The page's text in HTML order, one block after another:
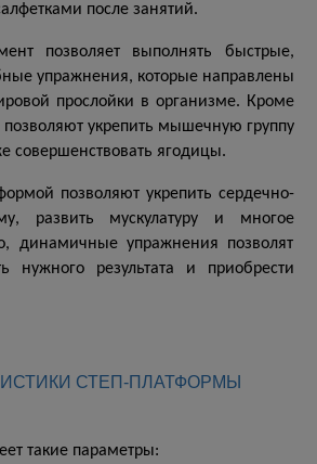
после занятий.
позволяет выполнять быстрые,
упражнения, которые направлены
прослойки в организме. Кроме
позволяют укрепить мышечную группу
совершенствовать ягодицы.
позволяют укрепить сердечно-
развить мускулатуру и многое
динамичные упражнения позволят
нужного результата и приобрести
СТЕП-ПЛАТФОРМЫ
такие параметры: